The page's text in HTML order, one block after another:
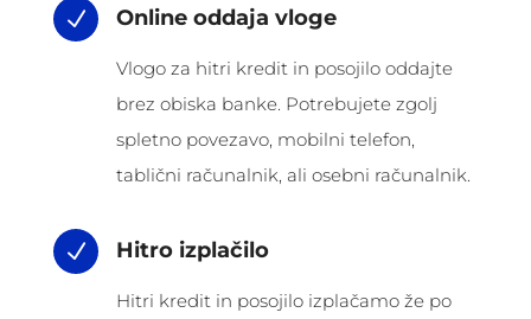
N Online oddaja vloge
Vlogo za hitri kredit in posojilo oddajte
brez obiska banke. Potrebujete zgolj
spletno povezavo, mobilni telefon,
tablični računalnik, ali osebni računalnik.
N Hitro izplačilo
Hitri kredit in posojilo izplačamo že po